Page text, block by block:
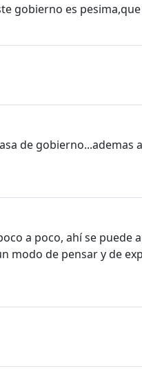
gobierno es
de gobierno...ademas
a poco, ahí se puede
de pensar y de